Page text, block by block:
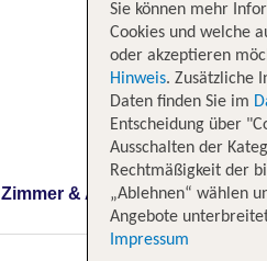
Zimmer & Angebote
Sie können mehr
Cookies und welche
oder akzeptieren
Hinweis. Zusätzliche
Daten finden Sie im
Entscheidung über
Ausschalten der
Rechtmäßigkeit der
„Ablehnen“ wählen
Angebote
Impressum